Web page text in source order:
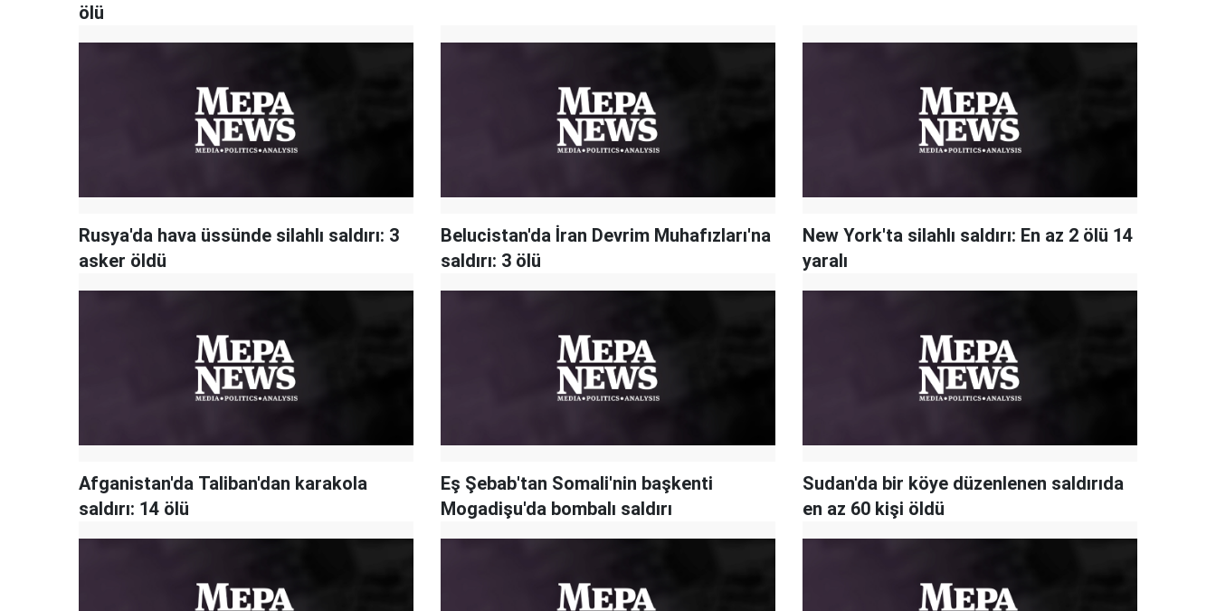
ölü
Rusya'da hava üssünde silahlı saldırı: 3
asker öldü
Belucistan'da İran Devrim Muhafızları'na
saldırı: 3 ölü
New York'ta silahlı saldırı: En az 2 ölü 14
yaralı
Afganistan'da Taliban'dan karakola
saldırı: 14 ölü
Eş Şebab'tan Somali'nin başkenti
Mogadişu'da bombalı saldırı
Sudan'da bir köye düzenlenen saldırıda
en az 60 kişi öldü